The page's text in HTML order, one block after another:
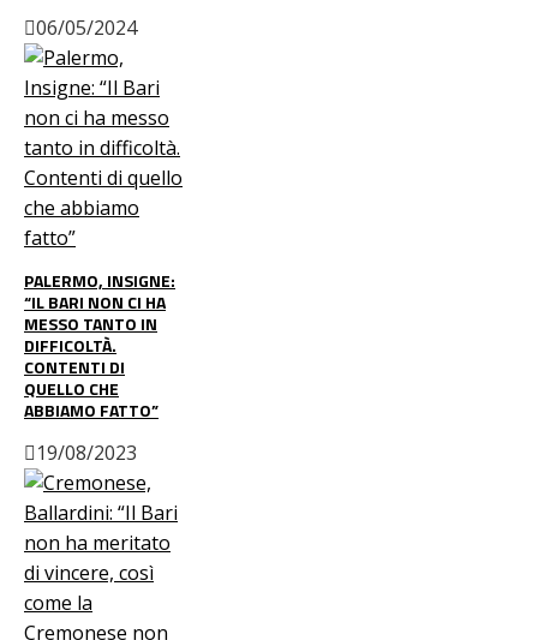
06/05/2024
PALERMO, INSIGNE:
“IL BARI NON CI HA
MESSO TANTO IN
DIFFICOLTÀ.
CONTENTI DI
QUELLO CHE
ABBIAMO FATTO”
19/08/2023